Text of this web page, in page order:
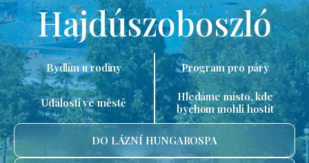
Hajdúszoboszló
Bydlím u rodiny Program pro páry
Události ve městě
Hledáme místo, kde
bychom mohli hostit
DO LÁZNÍ HUNGAROSPA